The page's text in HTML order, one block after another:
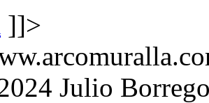
]]>
Julio